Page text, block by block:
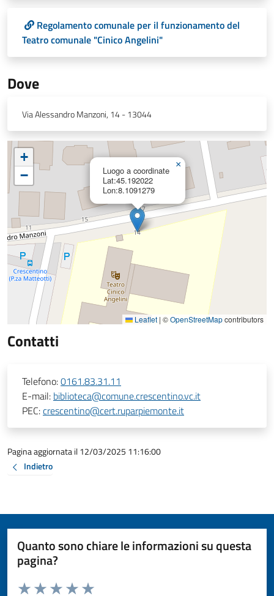
Regolamento comunale per il funzionamento del
Teatro comunale "Cinico Angelini"
Dove
Via Alessandro Manzoni, 14 - 13044
Luogo a coordinate
Lat:45.192022
Lon:8.1091279
×
+
−
Leaflet | ©OpenStreetMapcontributors
Contatti
Telefono:0161.83.31.11
E-mail: biblioteca@comune.crescentino.vc.it
PEC:crescentino@cert.ruparpiemonte.it
Pagina aggiornata il 12/03/2025 11:16:00
Indietro
Quanto sono chiare le informazioni su questa
pagina?
Valuta da 1 a 5 stelle la pagina